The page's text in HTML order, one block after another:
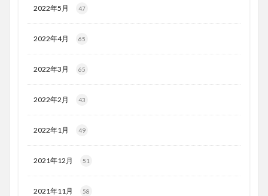
2022年5月 47
2022年4月 65
2022年3月 65
2022年2月 43
2022年1月 49
2021年12月 51
2021年11月 58